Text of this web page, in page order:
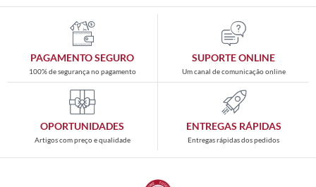
PAGAMENTO SEGURO
100% de segurança no pagamento
SUPORTE ONLINE
Um canal de comunicação online
OPORTUNIDADES
Artigos com preço e qualidade
ENTREGAS RÁPIDAS
Entregas rápidas dos pedidos